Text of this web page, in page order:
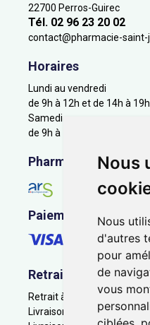
Nous
Nous
d'autres
pour
de
vous
22700 Perros-Guirec
Tél. 02 96 23 20 02
contact@pharmacie-
Horaires
Lundi au vendredi
de 9h à 12h et de 14h à 19h
Samedi
de 9h à 12h
Pharmacie en ligne
Paiement sécurisé
Retrait - Livraison
Retrait à la pharmacie -
Livraison en Point Relais